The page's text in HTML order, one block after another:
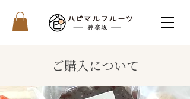
ご購入について